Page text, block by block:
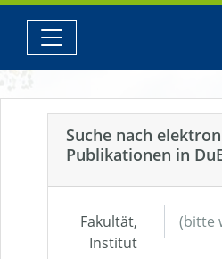
Suche nach
Publikationen in
Fakultät,
Institut